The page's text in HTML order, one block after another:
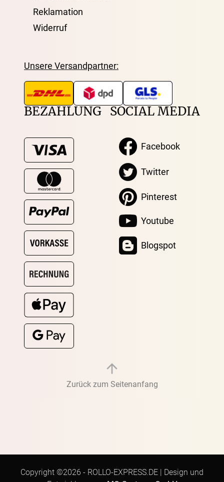
Reklamation
Widerruf
Unsere Versandpartner:
BEZAHLUNG SOCIAL MEDIA
Facebook
Twitter
Pinterest
Youtube
Blogspot
Zurück zum Seitenanfang
Copyright ©2026 - ROLLO-EXPRESS.DE
Design und